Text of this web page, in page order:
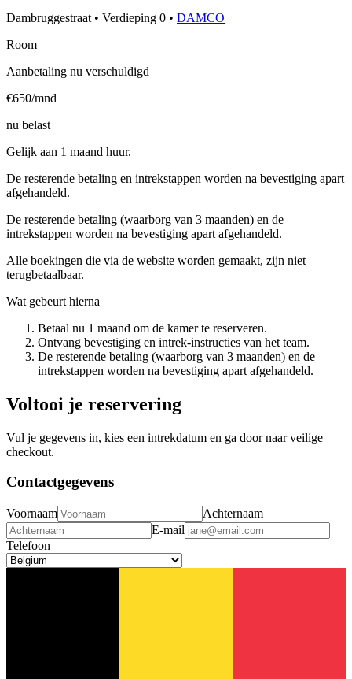
Dambruggestraat • Verdieping 0 • DAMCO
Room
Aanbetaling nu verschuldigd
€650/mnd
nu belast
Gelijk aan 1 maand huur.
De resterende betaling en intrekstappen worden na bevestiging apart
afgehandeld.
De resterende betaling (waarborg van 3 maanden) en de
intrekstappen worden na bevestiging apart afgehandeld.
Alle boekingen die via de website worden gemaakt, zijn niet
terugbetaalbaar.
Wat gebeurt hierna
Betaal nu 1 maand om de kamer te reserveren.
Ontvang bevestiging en intrek-instructies van het team.
De resterende betaling (waarborg van 3 maanden) en de
intrekstappen worden na bevestiging apart afgehandeld.
Voltooi je reservering
Vul je gegevens in, kies een intrekdatum en ga door naar veilige
checkout.
Contactgegevens
Voornaam
Achternaam
E-mail
Telefoon